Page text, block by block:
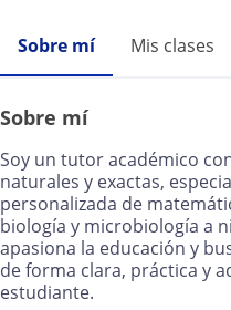
Sobre mí Mis clases
Sobre mí
Soy un tutor académico
naturales y exactas,
personalizada de
biología y microbiología a
apasiona la educación y
de forma clara, práctica y
estudiante.